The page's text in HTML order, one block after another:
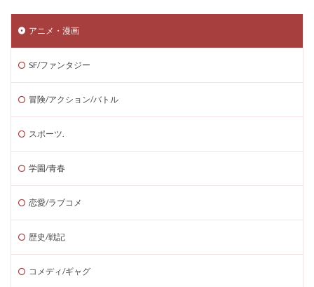
アニメ・漫画
SF/ファンタジー
冒険/アクション/バトル
スポーツ.
学園/青春
恋愛/ラブコメ
歴史/戦記
コメディ/ギャグ